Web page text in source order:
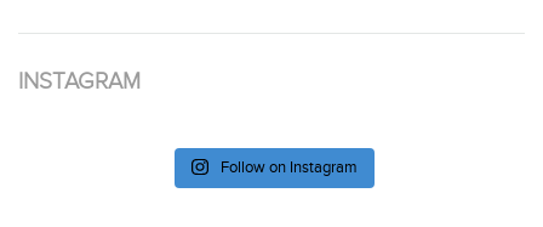
INSTAGRAM
Follow on Instagram